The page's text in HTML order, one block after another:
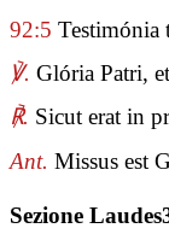
92:5 Testimónia
℣. Glória Patri,
℟. Sicut erat in
Ant. Missus est
Sezione